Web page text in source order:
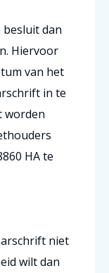
besluit dan
Hiervoor
van het
in te
worden
HA te
niet
wilt dan